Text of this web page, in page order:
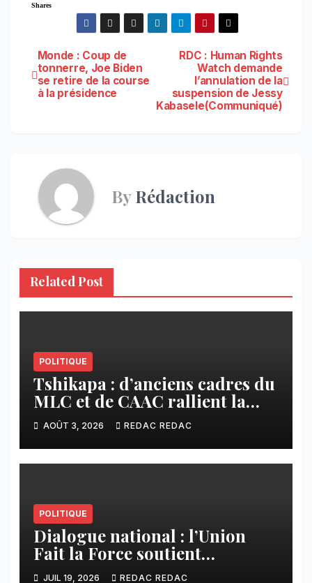
Shares
Navigation
de
RDC : Human Rights
Watch demande
l’annulation de la
suspension de Jessy
Kabasele(Communiqué)
Monde : Coup de
tonnerre, Joe Biden
se retire de la course
à la présidence
ByRédaction
Related Post
POLITIQUE
Tshikapa : d’anciens cadres du
MLC et de CAAC rallient la
Dynamique pour la
Transformation du Congo
AOÛT 3, 2026 REDAC REDAC
POLITIQUE
Dialogue national : l’Union
Fait la Force soutient
l’initiative de Tshisekedi et
JUIL 19, 2026 REDAC REDAC